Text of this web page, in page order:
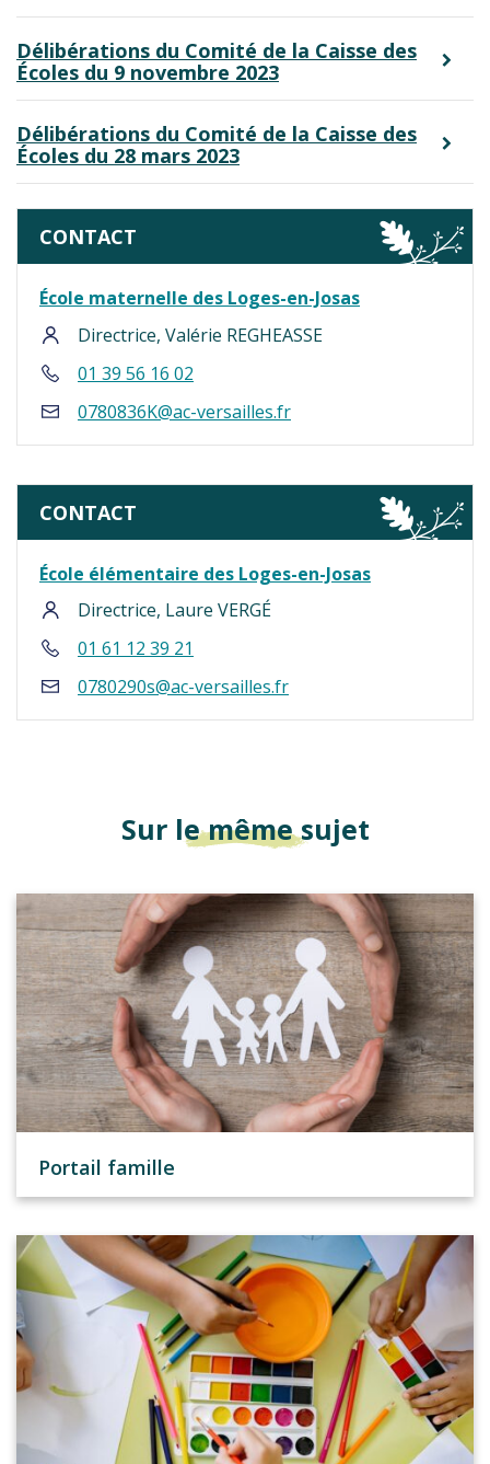
Délibérations du Comité de la Caisse des
Écoles du 9 novembre 2023
Délibérations du Comité de la Caisse des
Écoles du 28 mars 2023
CONTACT
École maternelle des Loges-en-Josas
Directrice, Valérie REGHEASSE
01 39 56 16 02
0780836K@ac-versailles.fr
CONTACT
École élémentaire des Loges-en-Josas
Directrice, Laure VERGÉ
01 61 12 39 21
0780290s@ac-versailles.fr
Sur le même sujet
Portail famille